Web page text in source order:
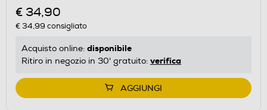
€ 34,90
€ 34,99 consigliato
Acquisto online: disponibile
Ritiro in negozio in 30' gratuito: verifica
AGGIUNGI